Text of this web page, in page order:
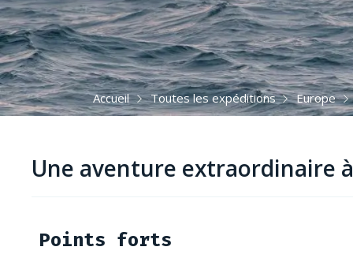
Accueil Toutes les expéditions Europe
Une aventure extraordinaire
Points forts